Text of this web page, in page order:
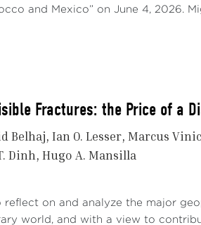
and Mexico” on June 4, 2026.
Fractures: the Price of a
Belhaj Ian O. Lesser Marcus
Dinh Hugo A. Mansilla
reflect on and analyze the major
world, and with a view to